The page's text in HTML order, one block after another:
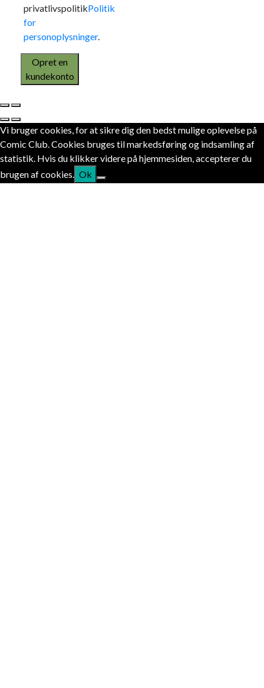
privatlivspolitikPolitik
for
personoplysninger.
Opret en
kundekonto
Vi bruger cookies, for at sikre dig den bedst mulige oplevelse på
Comic Club. Cookies bruges til markedsføring og indsamling af
statistik. Hvis du klikker videre på hjemmesiden, accepterer du
brugen af cookies. Ok